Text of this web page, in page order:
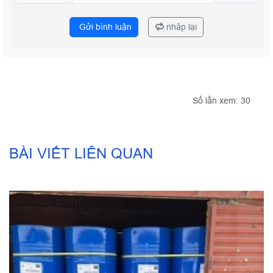
Gửi bình luận nhập lại
Số lần xem: 30
BÀI VIẾT LIÊN QUAN